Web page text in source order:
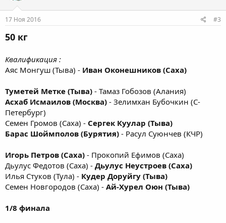
17 Ноя 2016 #3
50 кг
Квалификация :
Аяс Монгуш (Тыва) - Иван Оконешников (Саха)
Туметей Метке (Тыва) - Тамаз Гобозов (Алания)
Асхаб Исмаилов (Москва) - Зелимхан Бубочкин (С-
Петербург)
Семен Громов (Саха) - Сергек Куулар (Тыва)
Барас Шоймполов (Бурятия) - Расул Суюнчев (КЧР)
Игорь Петров (Саха) - Прокопий Ефимов (Саха)
Дьулус Федотов (Саха) - Дьулус Неустроев (Саха)
Илья Стуков (Тула) - Кудер Доруйгу (Тыва)
Семен Новгородов (Саха) - Ай-Хурел Оюн (Тыва)
1/8 финала